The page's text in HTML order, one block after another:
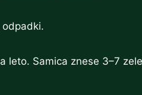
Samica znese 3–7